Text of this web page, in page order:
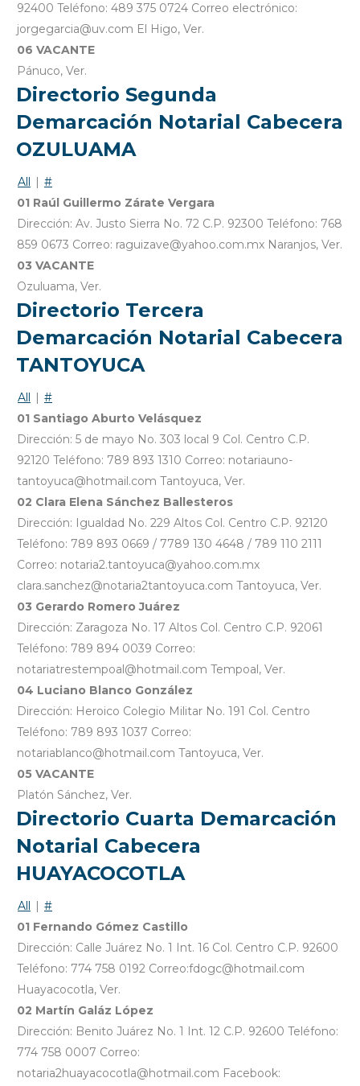
92400 Teléfono: 489 375 0724 Correo electrónico:
jorgegarcia@uv.com El Higo, Ver.
06 VACANTE
Pánuco, Ver.
Directorio Segunda
Demarcación Notarial Cabecera
OZULUAMA
All | #
01 Raúl Guillermo Zárate Vergara
Dirección: Av. Justo Sierra No. 72 C.P. 92300 Teléfono: 768
859 0673 Correo: raguizave@yahoo.com.mx Naranjos, Ver.
03 VACANTE
Ozuluama, Ver.
Directorio Tercera
Demarcación Notarial Cabecera
TANTOYUCA
All | #
01 Santiago Aburto Velásquez
Dirección: 5 de mayo No. 303 local 9 Col. Centro C.P.
92120 Teléfono: 789 893 1310 Correo: notariauno-
tantoyuca@hotmail.com Tantoyuca, Ver.
02 Clara Elena Sánchez Ballesteros
Dirección: Igualdad No. 229 Altos Col. Centro C.P. 92120
Teléfono: 789 893 0669 / 7789 130 4648 / 789 110 2111
Correo: notaria2.tantoyuca@yahoo.com.mx
clara.sanchez@notaria2tantoyuca.com Tantoyuca, Ver.
03 Gerardo Romero Juárez
Dirección: Zaragoza No. 17 Altos Col. Centro C.P. 92061
Teléfono: 789 894 0039 Correo:
notariatrestempoal@hotmail.com Tempoal, Ver.
04 Luciano Blanco González
Dirección: Heroico Colegio Militar No. 191 Col. Centro
Teléfono: 789 893 1037 Correo:
notariablanco@hotmail.com Tantoyuca, Ver.
05 VACANTE
Platón Sánchez, Ver.
Directorio Cuarta Demarcación
Notarial Cabecera
HUAYACOCOTLA
All | #
01 Fernando Gómez Castillo
Dirección: Calle Juárez No. 1 Int. 16 Col. Centro C.P. 92600
Teléfono: 774 758 0192 Correo:fdogc@hotmail.com
Huayacocotla, Ver.
02 Martín Galáz López
Dirección: Benito Juárez No. 1 Int. 12 C.P. 92600 Teléfono:
774 758 0007 Correo:
notaria2huayacocotla@hotmail.com Facebook: